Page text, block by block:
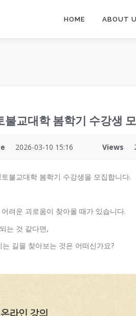
HOME ABOUT
불교대학 봄학기 수강생
2026-03-10 15:16 Views
불교대학 봄학기 수강생을 모집합니다.
려운 괴로움이 찾아올 때가 있습니다.
는 것 같다면,
길을 찾아보는 것은 어떠신가요?